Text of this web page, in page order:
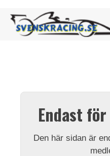
Endast
Den här sidan är